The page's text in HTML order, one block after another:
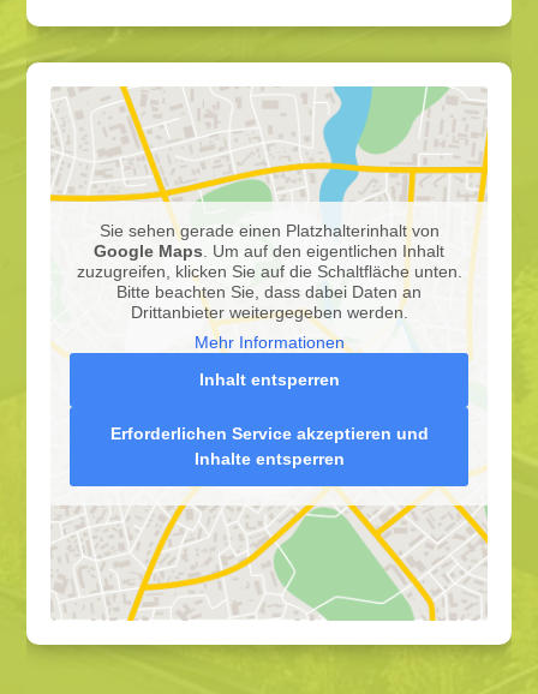
Sie sehen gerade einen Platzhalterinhalt von
Google Maps. Um auf den eigentlichen Inhalt
zuzugreifen, klicken Sie auf die Schaltfläche unten.
Bitte beachten Sie, dass dabei Daten an
Drittanbieter weitergegeben werden.
Mehr Informationen
Inhalt entsperren
Erforderlichen Service akzeptieren und
Inhalte entsperren